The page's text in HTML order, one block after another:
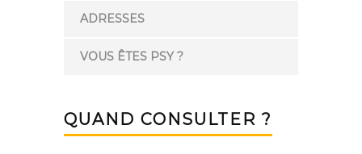
ADRESSES
VOUS ÊTES PSY ?
QUAND CONSULTER ?